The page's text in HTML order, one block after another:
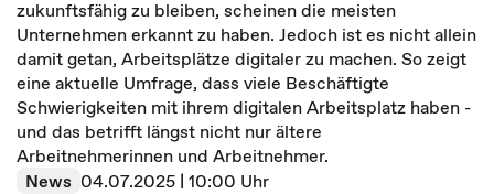
zukunftsfähig zu bleiben, scheinen die meisten
Unternehmen erkannt zu haben. Jedoch ist es nicht allein
damit getan, Arbeitsplätze digitaler zu machen. So zeigt
eine aktuelle Umfrage, dass viele Beschäftigte
Schwierigkeiten mit ihrem digitalen Arbeitsplatz haben -
und das betrifft längst nicht nur ältere
Arbeitnehmerinnen und Arbeitnehmer.
News 04.07.2025 | 10:00 Uhr